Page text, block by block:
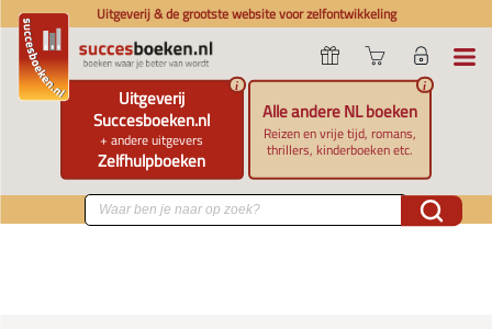
Uitgeverij & de grootste website voor zelfontwikkeling
Uitgeverij
Succesboeken.nl
+ andere uitgevers
Zelfhulpboeken
i
Alle andere NL boeken
Reizen en vrije tijd, romans,
thrillers, kinderboeken etc.
i